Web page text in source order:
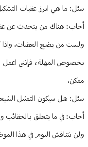
سئل: ما هي ابرز عقبات
أجاب: هناك من يتحدث عن
ولست من يضع العقبات. واذا
بخصوص المهلة، فإنني اعمل
ممكن.
سئل: هل سيكون التمثيل
أجاب: في ما يتعلق بالحقائب
ولن نتناقش اليوم في هذا